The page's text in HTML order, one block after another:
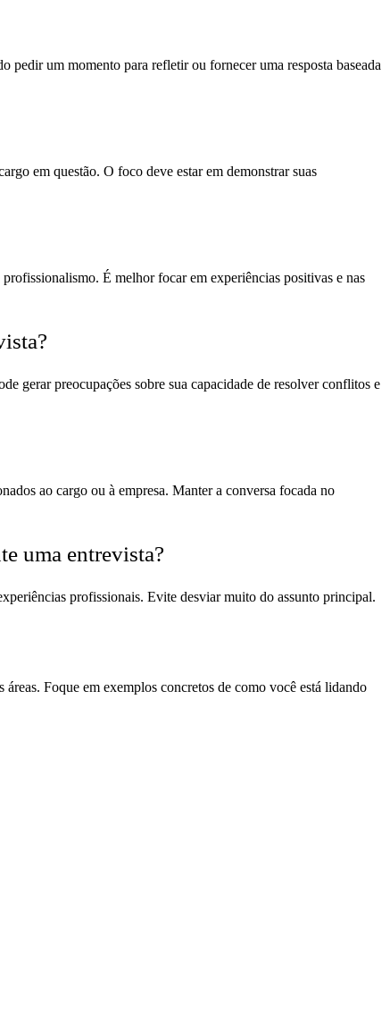
pedir um momento para refletir ou fornecer uma resposta baseada
em questão. O foco deve estar em demonstrar suas
É melhor focar em experiências positivas e nas
gerar preocupações sobre sua capacidade de resolver conflitos e
ao cargo ou à empresa. Manter a conversa focada no
uma entrevista?
profissionais. Evite desviar muito do assunto principal.
Foque em exemplos concretos de como você está lidando